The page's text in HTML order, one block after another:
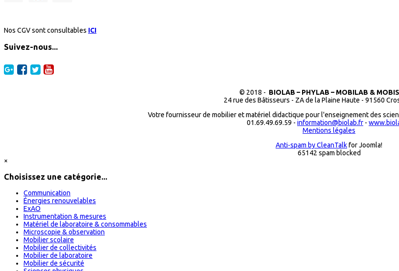
Nos CGV sont consultables ICI
Suivez-nous...
© 2018 - BIOLAB – PHYLAB – MOBILAB &
24 rue des Bâtisseurs - ZA de la Plaine Haute - 91560
Votre fournisseur de mobilier et matériel didactique pour l'enseignement des
01.69.49.69.59 - information@biolab.fr -
Mentions légales
Anti-spam by CleanTalkfor Joomla!
65142 spam blocked
×
Choisissez une catégorie...
Communication
Énergies renouvelables
ExAO
Instrumentation & mesures
Matériel de laboratoire & consommables
Microscopie & observation
Mobilier scolaire
Mobilier de collectivités
Mobilier de laboratoire
Mobilier de sécurité